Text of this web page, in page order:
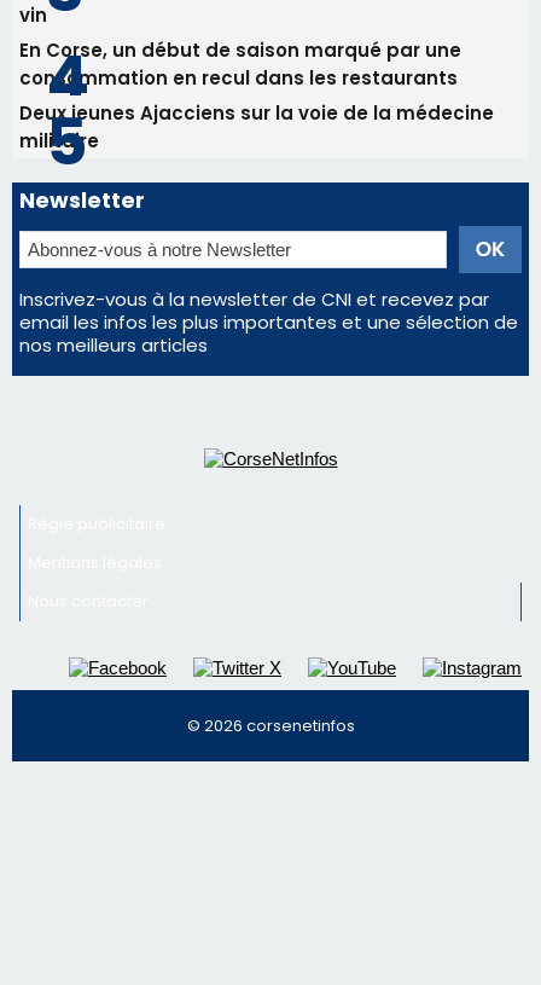
Inscrivez-vous à la newsletter de CNI et recevez par
email les infos les plus importantes et une sélection de
nos meilleurs articles
Régie publicitaire
Mentions légales
Nous contacter